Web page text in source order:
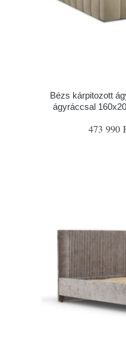
Bézs kárpitozott
ágyráccsal
473 990